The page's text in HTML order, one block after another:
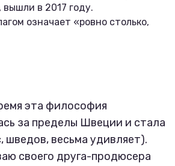
в 2017 году.
означает «ровно столько,
эта философия
за пределы Швеции и стала
шведов, весьма удивляет).
своего друга-продюсера